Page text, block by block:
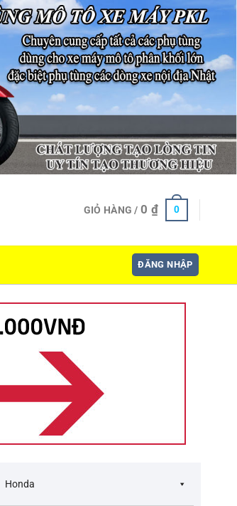
GIỎ HÀNG / 0 ₫ 0
ĐĂNG NHẬP
Honda